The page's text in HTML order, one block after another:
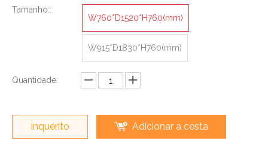
Tamanho::
W760*D1520*H760(mm)
W915*D1830*H760(mm)
Quantidade:
Inquérito Adicionar a cesta